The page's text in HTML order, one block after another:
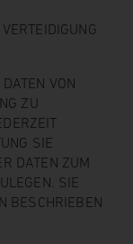
VON
ZU
SIE
DATEN ZUM
SIE
BESCHRIEBEN